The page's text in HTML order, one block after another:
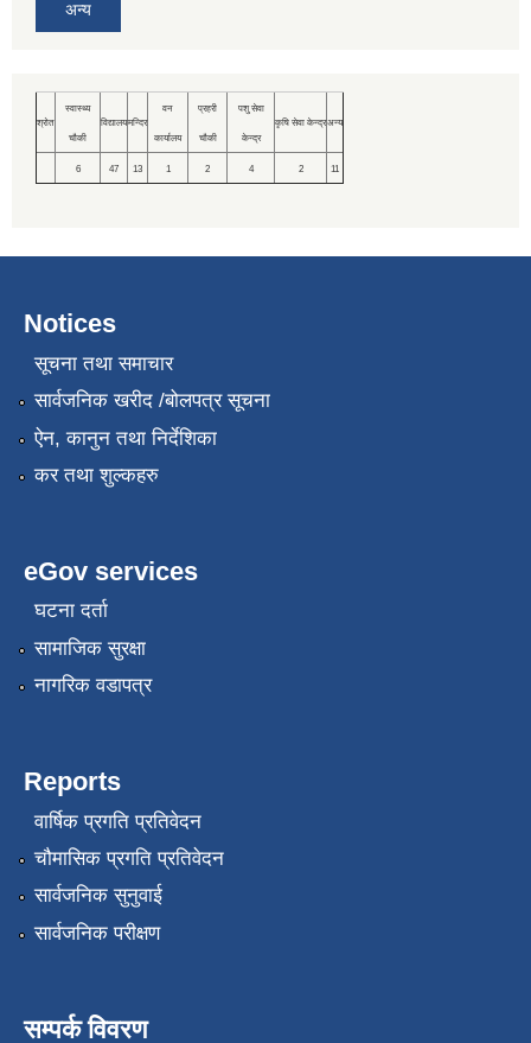
अन्य
श्रोत
स्वास्थ्य
चौकी
विद्यालयमन्दिर
वन
कार्यालय
प्रहरी
चौकी
पशु सेवा
केन्द्र
कृषि सेवा केन्द्रअन्य
6 47 13 1 2 4 2 11
Notices
सूचना तथा समाचार
सार्वजनिक खरीद /बोलपत्र सूचना
ऐन, कानुन तथा निर्देशिका
कर तथा शुल्कहरु
eGov services
घटना दर्ता
सामाजिक सुरक्षा
नागरिक वडापत्र
Reports
वार्षिक प्रगति प्रतिवेदन
चौमासिक प्रगति प्रतिवेदन
सार्वजनिक सुनुवाई
सार्वजनिक परीक्षण
सम्पर्क विवरण